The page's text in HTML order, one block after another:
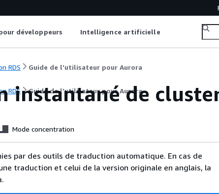
développeurs Intelligence artificielle
RDS Guide de l'utilisateur pour Aurora
RDS Guide de l'utilisateur pour Aurora
instantané de
Mode concentration
par des outils de traduction automatique. En cas de
traduction et celui de la version originale en anglais, la